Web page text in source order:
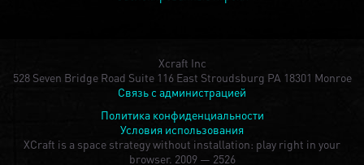
Xcraft Inc
528 Seven Bridge Road Suite 116 East Stroudsburg PA 18301 Monroe
Связь с администрацией
Политика конфиденциальности
Условия использования
XCraft is a space strategy without installation: play right in your
browser. 2009 — 2526